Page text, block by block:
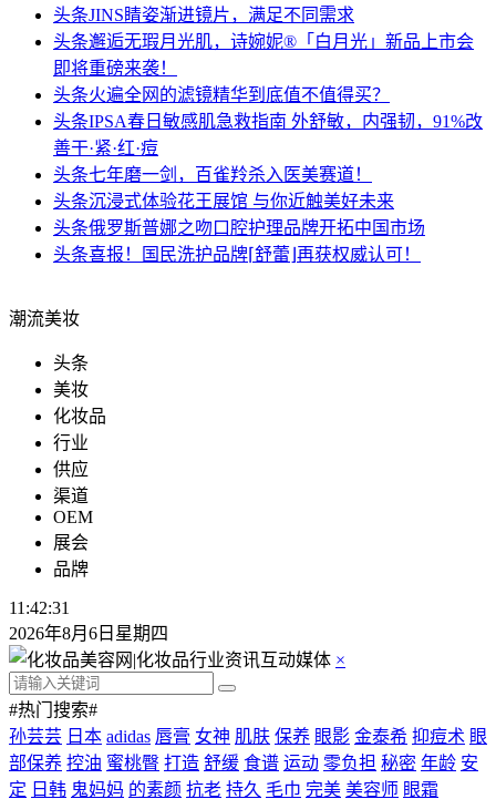
头条JINS睛姿渐进镜片，满足不同需求
头条邂逅无瑕月光肌，诗婉妮®「白月光」新品上市会
即将重磅来袭！
头条火遍全网的滤镜精华到底值不值得买？
头条IPSA春日敏感肌急救指南 外舒敏，内强韧，91%改
善干·紧·红·痘
头条七年磨一剑，百雀羚杀入医美赛道！
头条沉浸式体验花王展馆 与你近触美好未来
头条俄罗斯普娜之吻口腔护理品牌开拓中国市场
头条喜报！国民洗护品牌⌈舒蕾⌋再获权威认可！
潮流美妆
头条
美妆
化妆品
行业
供应
渠道
OEM
展会
品牌
11:42:32
2026年8月6日星期四
×
#热门搜索#
孙芸芸 日本 adidas 唇膏 女神 肌肤 保养 眼影 金泰希 抑痘术 眼
部保养 控油 蜜桃臀 打造 舒缓 食谱 运动 零负担 秘密 年龄 安
定 日韩 鬼妈妈 的素颜 抗老 持久 毛巾 完美 美容师 眼霜